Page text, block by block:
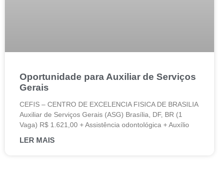
Oportunidade para Auxiliar de Serviços
Gerais
CEFIS – CENTRO DE EXCELENCIA FISICA DE BRASILIA
Auxiliar de Serviços Gerais (ASG) Brasília, DF, BR (1
Vaga) R$ 1.621,00 + Assistência odontológica + Auxílio
LER MAIS